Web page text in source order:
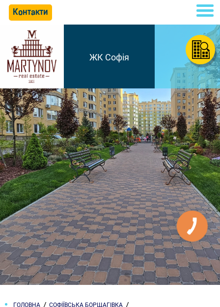
Контакти
ЖК Софія
ГОЛОВНА
СОФІЇВСЬКА БОРЩАГІВКА